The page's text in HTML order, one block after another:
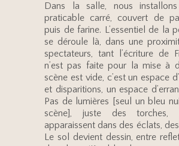
Dans la salle, nous
praticable carré, couvert de
puis de farine. L’essentiel de la
se déroule là, dans une
spectateurs, tant l’écriture de
n’est pas faite pour la mise à
scène est vide, c’est un espace
et disparitions, un espace
Pas de lumières [seul un bleu
scène], juste des torches,
apparaissent dans des éclats,
Le sol devient dessin, entre